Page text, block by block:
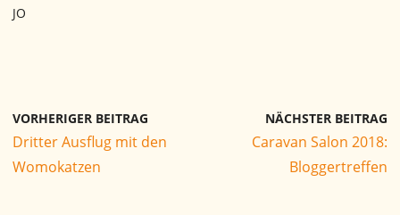
JO
VORHERIGER BEITRAG
Dritter Ausflug mit den
Womokatzen
NÄCHSTER BEITRAG
Caravan Salon 2018:
Bloggertreffen